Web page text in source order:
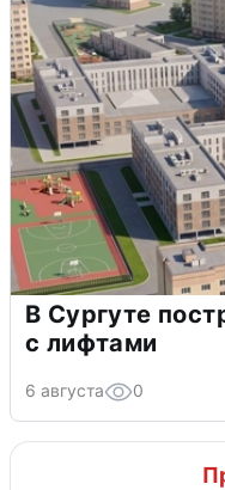
В Сургуте
с лифтами
6 августа 0